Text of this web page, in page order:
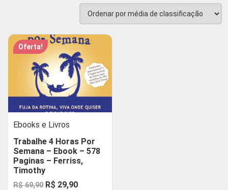
Oferta!
Ebooks e Livros
Trabalhe 4 Horas Por
Semana – Ebook – 578
Paginas – Ferriss,
Timothy
R$69,90 O
R$ 29,90O